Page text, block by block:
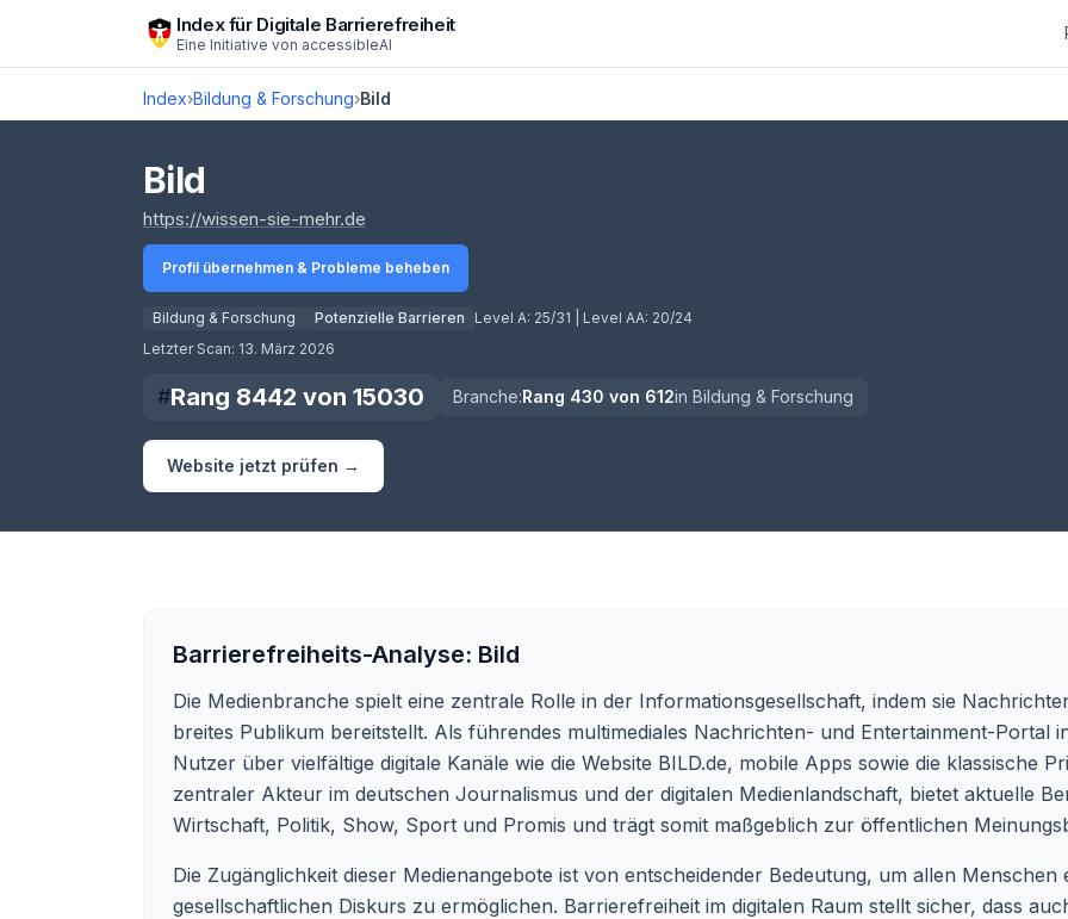
Zum Hauptinhalt springenIndex für Digitale Barrierefreiheit
Eine Initiative von accessibleAI
Index›Bildung & Forschung›Bild
Score lädt
Bild
https://wissen-sie-mehr.de
Profil übernehmen & Probleme beheben
Bildung & Forschung Potenzielle Barrieren Level A: 25/31 | Level AA: 20/24
Letzter Scan: 13. März 2026
#Rang 8442 von 15030 Branche:Rang 430 von 612in Bildung & Forschung
Website jetzt prüfen →
Barrierefreiheits-Analyse: Bild
Die Medienbranche spielt eine zentrale Rolle in der Informationsgesellschaft, indem sie
breites Publikum bereitstellt. Als führendes multimediales Nachrichten- und Entertainment-Portal
Nutzer über vielfältige digitale Kanäle wie die Website BILD.de, mobile Apps sowie die klassische
zentraler Akteur im deutschen Journalismus und der digitalen Medienlandschaft, bietet aktuelle
Wirtschaft, Politik, Show, Sport und Promis und trägt somit maßgeblich zur öffentlichen
Die Zugänglichkeit dieser Medienangebote ist von entscheidender Bedeutung, um allen Menschen
gesellschaftlichen Diskurs zu ermöglichen. Barrierefreiheit im digitalen Raum stellt sicher, dass